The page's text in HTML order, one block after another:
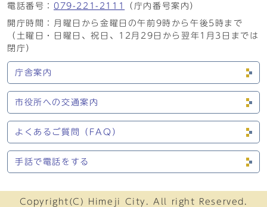
電話番号： 079-221-2111
（庁内番号案内）
開庁時間：月曜日から金曜日の午前9時から午後5時まで
（土曜日・日曜日、祝日、12月29日から翌年1月3日までは
閉庁）
庁舎案内
市役所への交通案内
よくあるご質問（FAQ）
手話で電話をする
Copyright(C) Himeji City. All right Reserved.